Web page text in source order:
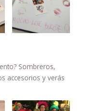
Sombreros,
accesorios y verás